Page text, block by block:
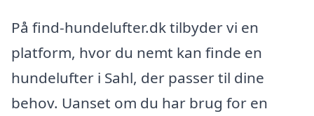
På find-hundelufter.dk tilbyder vi en
platform, hvor du nemt kan finde en
hundelufter i Sahl, der passer til dine
behov. Uanset om du har brug for en